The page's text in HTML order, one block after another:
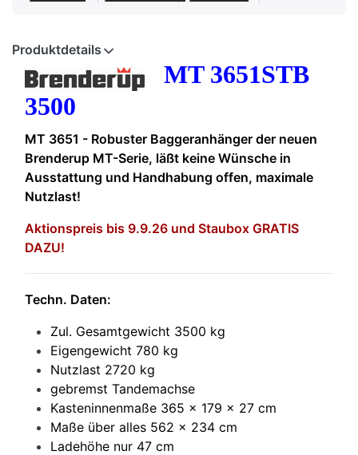
Produktdetails
MT 3651STB
3500
MT 3651 - Robuster Baggeranhänger der neuen
Brenderup MT-Serie, läßt keine Wünsche in
Ausstattung und Handhabung offen, maximale
Nutzlast!
Aktionspreis bis 9.9.26 und Staubox GRATIS
DAZU!
Techn. Daten:
Zul. Gesamtgewicht 3500 kg
Eigengewicht 780 kg
Nutzlast 2720 kg
gebremst Tandemachse
Kasteninnenmaße 365 x 179 x 27 cm
Maße über alles 562 x 234 cm
Ladehöhe nur 47 cm